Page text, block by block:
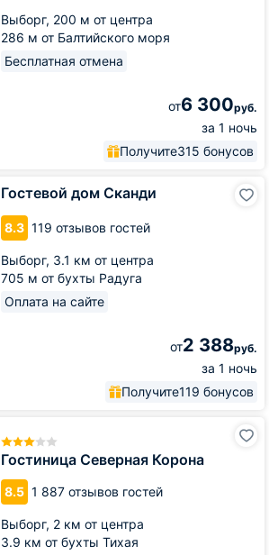
Выборг, 200 м от центра
286 м от Балтийского моря
Бесплатная отмена
от6 300руб.
за 1 ночь
Получите315 бонусов
Гостевой дом Сканди
8.3 119 отзывов гостей
Выборг, 3.1 км от центра
705 м от бухты Радуга
Оплата на сайте
от2 388руб.
за 1 ночь
Получите119 бонусов
Гостиница Северная Корона
8.5 1 887 отзывов гостей
Выборг, 2 км от центра
3.9 км от бухты Тихая